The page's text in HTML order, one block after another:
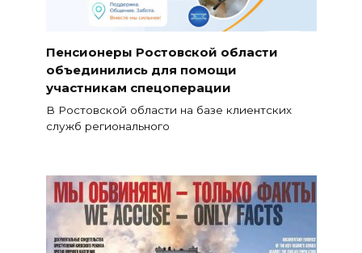
Пенсионеры Ростовской области
объединились для помощи
участникам спецоперации
В Ростовской области на базе клиентских
служб регионального